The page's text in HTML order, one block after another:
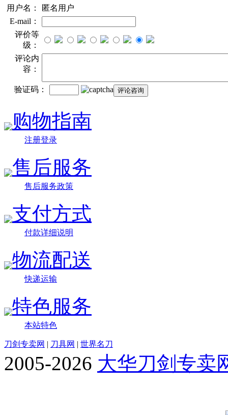
用户名：
匿名用户
E-mail：
评价等
级：
评论内
容：
验证码：
购物指南
注册登录
售后服务
售后服务政策
支付方式
付款详细说明
物流配送
快递运输
特色服务
本站特色
刀剑专卖网 | 刀具网 | 世界名刀
2005-2026 大华刀剑专卖